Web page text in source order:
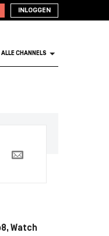
INLOGGEN
ALLE CHANNELS
0
Watch